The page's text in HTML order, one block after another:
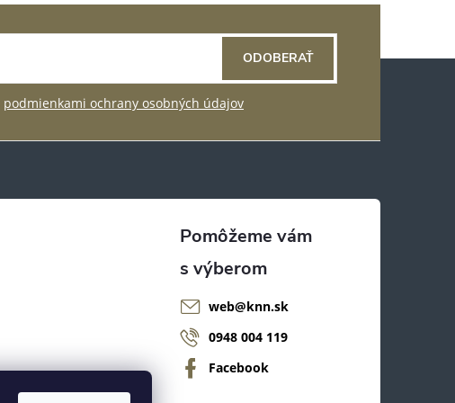
podmienkami ochrany osobných údajov
ODOBERAŤ
web@knn.sk
0948 004 119
Facebook